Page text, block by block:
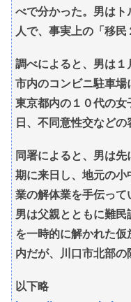
べで分かった。男はト
人で、事実上の「移民
調べによると、男は１
市内のコンビニ駐車場
東京都内の１０代の女
日、不同意性交などの
同署によると、男は
期に来日し、地元の
業の解体業を手伝って
男は父親とともに難
を一時的に解かれた
内だが、川口市北部の
以下略